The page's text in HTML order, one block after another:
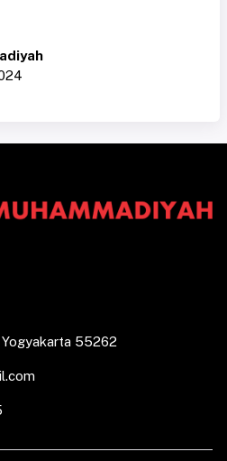
Yogyakarta 55262